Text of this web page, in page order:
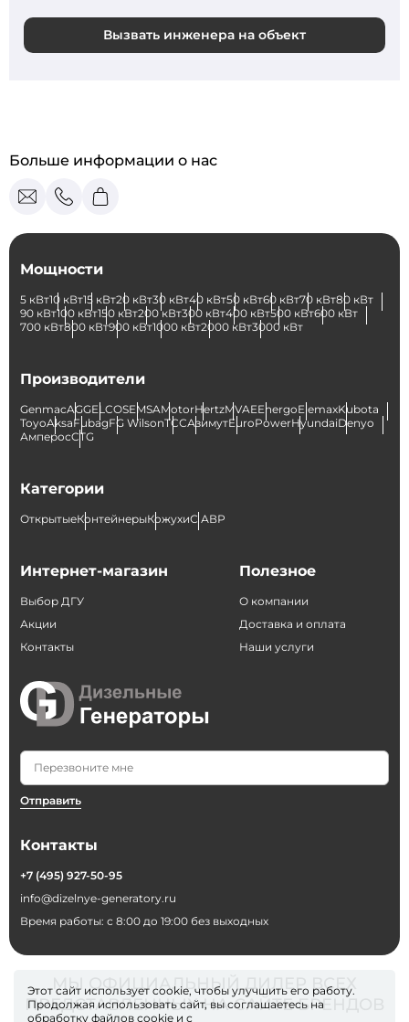
Вызвать инженера на объект
Больше информации о нас
Мощности
5 кВт10 кВт15 кВт20 кВт30 кВт40 кВт50 кВт60 кВт70 кВт80 кВт
90 кВт100 кВт150 кВт200 кВт300 кВт400 кВт500 кВт600 кВт
700 кВт800 кВт900 кВт1000 кВт2000 кВт3000 кВт
Производители
GenmacAGGELCOSEMSAMotorHertzMVAEEnergoElemaxKubota
ToyoAksaFubagFG WilsonТССАзимутEuroPowerHyundaiDenyo
АмперосCTG
Категории
ОткрытыеКонтейнерыКожухиС АВР
Интернет-магазин
Выбор ДГУ
Акции
Контакты
Отправить
Полезное
О компании
Доставка и оплата
Наши услуги
Контакты
+7 (495) 927-50-95
info@dizelnye-generatory.ru
Время работы: с 8:00 до 19:00 без выходных
МЫ ОФИЦИАЛЬНЫЙ ДИЛЕР ВСЕХ
ПРЕДСТАВЛЕННЫХ НА САЙТЕ БРЕНДОВ
Этот сайт использует cookie, чтобы улучшить его работу.
Продолжая использовать сайт, вы соглашаетесь на
обработку файлов cookie и с